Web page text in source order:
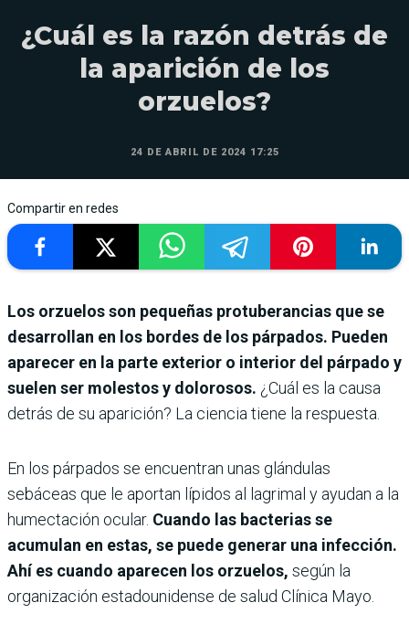
¿Cuál es la razón detrás de
la aparición de los
orzuelos?
24 DE ABRIL DE 2024 17:25
Compartir en redes
Los orzuelos son pequeñas protuberancias que se
desarrollan en los bordes de los párpados. Pueden
aparecer en la parte exterior o interior del párpado y
suelen ser molestos y dolorosos. ¿Cuál es la causa
detrás de su aparición? La ciencia tiene la respuesta.
En los párpados se encuentran unas glándulas
sebáceas que le aportan lípidos al lagrimal y ayudan a la
humectación ocular. Cuando las bacterias se
acumulan en estas, se puede generar una infección.
Ahí es cuando aparecen los orzuelos, según la
organización estadounidense de salud Clínica Mayo.